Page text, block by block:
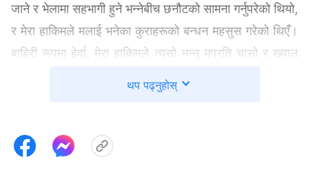
जाने र भेलामा सहभागी हुने भन्नेबीच छनौटको सामना गर्नुपरेको थियो,
र मेरा हाकिमले मलाई भनेका कुराहरूको बन्धन महसुस गरेको थिएँ।
बाहिरी रूपमा हेर्दा, मेरा हाकिमले त्यसो भन्नु मप्रति चासो र ख्याल
यसका पछाडि शैतानको बाधा थियो। शैतानले मलाई जागिर खान र
प्रयोग गरिरहेको थियो। यसो गर्नुको उद्देश्य परमेश्‍वरसँगको मेरो
थप पढ्नुहोस्